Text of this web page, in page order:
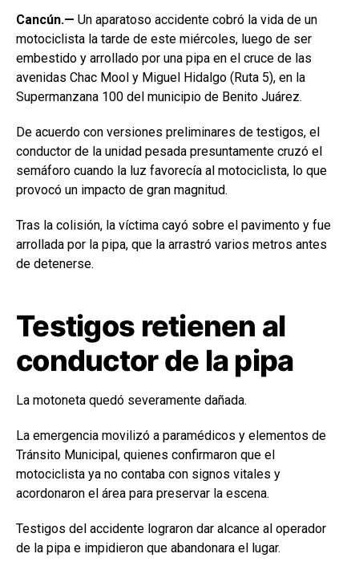
Cancún.— Un aparatoso accidente cobró la vida de un
motociclista la tarde de este miércoles, luego de ser
embestido y arrollado por una pipa en el cruce de las
avenidas Chac Mool y Miguel Hidalgo (Ruta 5), en la
Supermanzana 100 del municipio de Benito Juárez.
De acuerdo con versiones preliminares de testigos, el
conductor de la unidad pesada presuntamente cruzó el
semáforo cuando la luz favorecía al motociclista, lo que
provocó un impacto de gran magnitud.
Tras la colisión, la víctima cayó sobre el pavimento y fue
arrollada por la pipa, que la arrastró varios metros antes
de detenerse.
Testigos retienen al
conductor de la pipa
La motoneta quedó severamente dañada.
La emergencia movilizó a paramédicos y elementos de
Tránsito Municipal, quienes confirmaron que el
motociclista ya no contaba con signos vitales y
acordonaron el área para preservar la escena.
Testigos del accidente lograron dar alcance al operador
de la pipa e impidieron que abandonara el lugar.